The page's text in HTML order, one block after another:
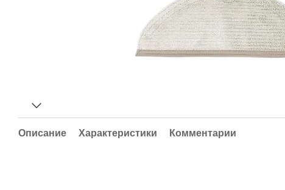
Описание Характеристики Комментарии